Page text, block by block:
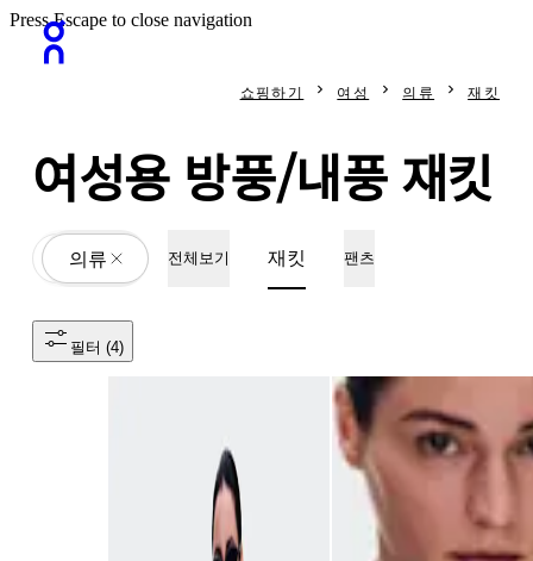
Press Escape to close navigation
쇼핑하기 여성 의류 재킷
여성용 방풍/내풍 재킷
All
의류 전체보기 재킷 팬츠
필터 (4)